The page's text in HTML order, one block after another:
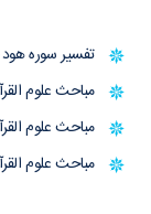
تفسیر سوره هود
مباحث علوم القرآن جلسه
مباحث علوم القرآن جلسه
مباحث علوم القرآن جلسه